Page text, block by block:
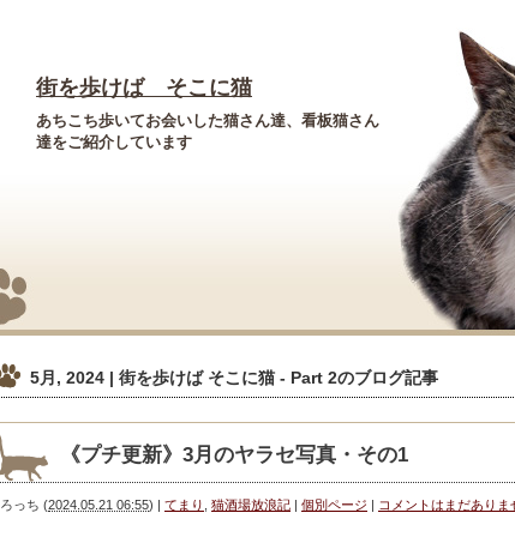
街を歩けば そこに猫
あちこち歩いてお会いした猫さん達、看板猫さん
達をご紹介しています
5月, 2024 | 街を歩けば そこに猫 - Part 2のブログ記事
《プチ更新》3月のヤラセ写真・その1
ろっち (2024.05.21 06:55) | てまり 猫酒場放浪記 | 個別ページ | コメントはまだありま